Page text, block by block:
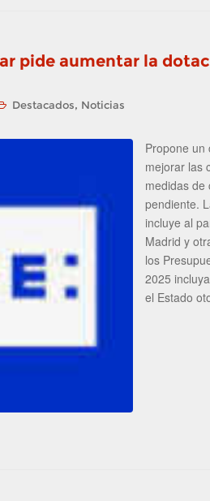
pide aumentar la
Destacados, Noticias
Propone un
mejorar las
medidas de
pendiente.
incluye al
Madrid y
los
2025
el Estado